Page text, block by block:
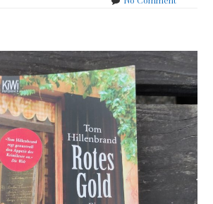
Tödliche